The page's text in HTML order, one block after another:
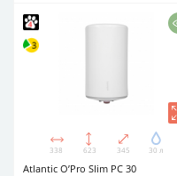
338 623 345 30 л
Atlantic O’Pro Slim PC 30